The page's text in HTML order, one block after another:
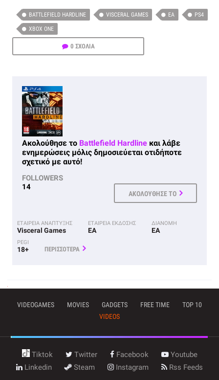
BATTLEFIELD HARDLINE VISCERAL GAMES EA PS4
XBOX ONE
0 ΣΧΟΛΙΑ
Ακολούθησε το Battlefield Hardline και λάβε
ενημερώσεις μόλις δημοσιεύεται οτιδήποτε
σχετικό με αυτό!
FOLLOWERS
14
ΑΚΟΛΟΥΘΗΣΕ ΤΟ
ΕΤΑΙΡΕΙΑ ΑΝΑΠΤΥΞΗΣ
Visceral Games
ΕΤΑΙΡΕΙΑ ΕΚΔΟΣΗΣ
EA
ΔΙΑΝΟΜΗ
EA
PEGI
18+ ΠΕΡΙΣΣΟΤΕΡΑ
VIDEOGAMES MOVIES GADGETS FREE TIME
TOP 10
VIDEOS
Tiktok Twitter Facebook
Youtube
Linkedin
Steam Instagram Rss Feeds